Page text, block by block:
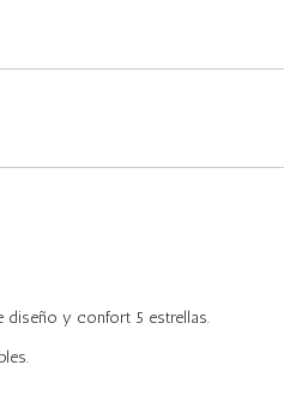
diseño y confort 5 estrellas.